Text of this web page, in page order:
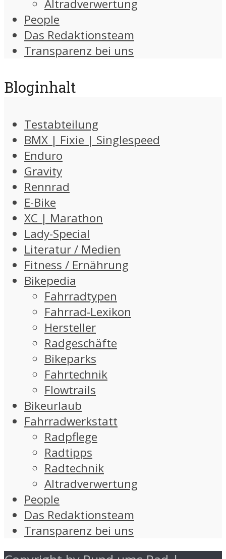
Altradverwertung
People
Das Redaktionsteam
Transparenz bei uns
Bloginhalt
Testabteilung
BMX | Fixie | Singlespeed
Enduro
Gravity
Rennrad
E-Bike
XC | Marathon
Lady-Special
Literatur / Medien
Fitness / Ernährung
Bikepedia
Fahrradtypen
Fahrrad-Lexikon
Hersteller
Radgeschäfte
Bikeparks
Fahrtechnik
Flowtrails
Bikeurlaub
Fahrradwerkstatt
Radpflege
Radtipps
Radtechnik
Altradverwertung
People
Das Redaktionsteam
Transparenz bei uns